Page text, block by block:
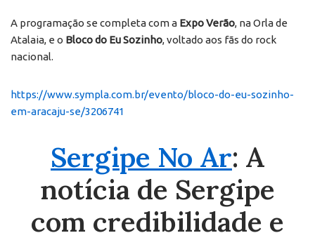
A programação se completa com a Expo Verão, na Orla de
Atalaia, e o Bloco do Eu Sozinho, voltado aos fãs do rock
nacional.
https://www.sympla.com.br/evento/bloco-do-eu-sozinho-
em-aracaju-se/3206741
Sergipe No Ar: A
notícia de Sergipe
com credibilidade e